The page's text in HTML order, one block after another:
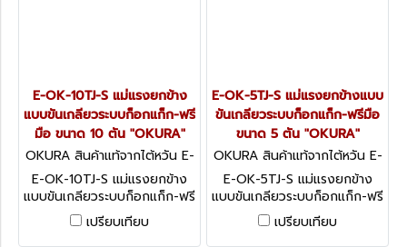
E-OK-10TJ-S แม่แรงยกข้าง
แบบขันเกลียวระบบก็อกแก็ก-ฟรี
มือ ขนาด 10 ตัน "OKURA"
OKURA สินค้าแท้จากไต้หวัน E-
OK-10TJ-S
E-OK-10TJ-S แม่แรงยกข้าง
แบบขันเกลียวระบบก็อกแก็ก-ฟรี
มือ ขนาด 10 ตัน "OKURA"
เปรียบเทียบ
E-OK-5TJ-S แม่แรงยกข้างแบบ
ขันเกลียวระบบก็อกแก็ก-ฟรีมือ
ขนาด 5 ตัน "OKURA"
OKURA สินค้าแท้จากไต้หวัน E-
OK-5TJ-S
E-OK-5TJ-S แม่แรงยกข้าง
แบบขันเกลียวระบบก็อกแก็ก-ฟรี
มือ ขนาด 5 ตัน "OKURA"
เปรียบเทียบ